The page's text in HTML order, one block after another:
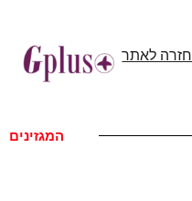
חזרה לאתר
המגזינים